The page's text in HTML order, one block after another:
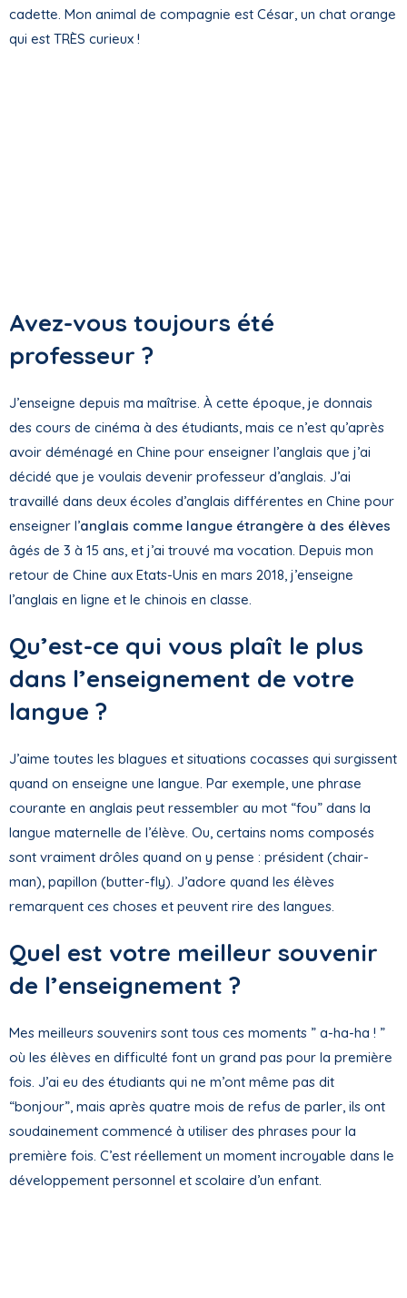
cadette. Mon animal de compagnie est César, un chat orange
qui est TRÈS curieux !
Avez-vous toujours été
professeur ?
J’enseigne depuis ma maîtrise. À cette époque, je donnais
des cours de cinéma à des étudiants, mais ce n’est qu’après
avoir déménagé en Chine pour enseigner l’anglais que j’ai
décidé que je voulais devenir professeur d’anglais. J’ai
travaillé dans deux écoles d’anglais différentes en Chine pour
enseigner l’anglais comme langue étrangère à des élèves
âgés de 3 à 15 ans, et j’ai trouvé ma vocation. Depuis mon
retour de Chine aux Etats-Unis en mars 2018, j’enseigne
l’anglais en ligne et le chinois en classe.
Qu’est-ce qui vous plaît le plus
dans l’enseignement de votre
langue ?
J’aime toutes les blagues et situations cocasses qui surgissent
quand on enseigne une langue. Par exemple, une phrase
courante en anglais peut ressembler au mot “fou” dans la
langue maternelle de l’élève. Ou, certains noms composés
sont vraiment drôles quand on y pense : président (chair-
man), papillon (butter-fly). J’adore quand les élèves
remarquent ces choses et peuvent rire des langues.
Quel est votre meilleur souvenir
de l’enseignement ?
Mes meilleurs souvenirs sont tous ces moments ” a-ha-ha ! ”
où les élèves en difficulté font un grand pas pour la première
fois. J’ai eu des étudiants qui ne m’ont même pas dit
“bonjour”, mais après quatre mois de refus de parler, ils ont
soudainement commencé à utiliser des phrases pour la
première fois. C’est réellement un moment incroyable dans le
développement personnel et scolaire d’un enfant.